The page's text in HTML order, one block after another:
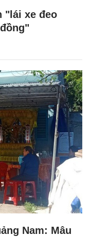
"lái xe đeo
Nam: Mâu